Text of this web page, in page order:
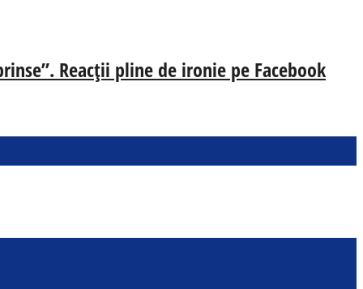
Reacții pline de ironie pe Facebook